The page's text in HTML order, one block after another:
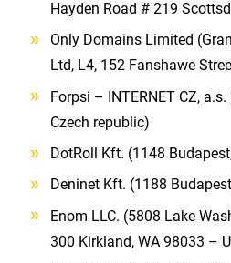
Hayden Road # 219
Only Domains Limited
Ltd, L4, 152 Fanshawe
Forpsi – INTERNET CZ,
Czech republic)
DotRoll Kft. (1148
Deninet Kft. (1188
Enom LLC. (5808 Lake
300 Kirkland, WA 98033 –